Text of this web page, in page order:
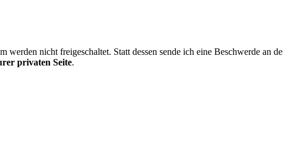
werden nicht freigeschaltet. Statt dessen sende ich eine Beschwerde an
privaten Seite.